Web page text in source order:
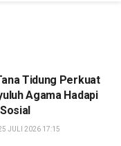
Tidung Perkuat
Agama Hadapi
JULI 2026 17:15